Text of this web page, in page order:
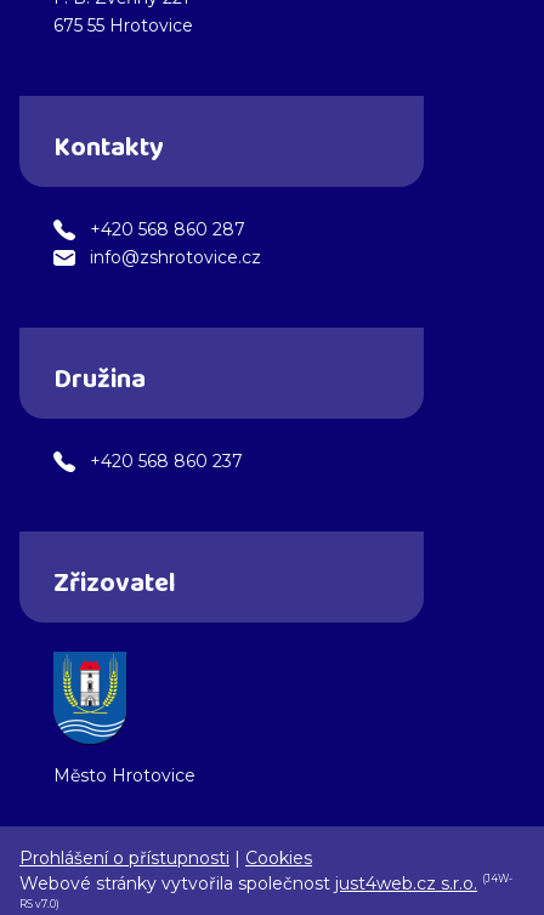
675 55 Hrotovice
Kontakty
+420 568 860 287
info@zshrotovice.cz
Družina
+420 568 860 237
Zřizovatel
Město Hrotovice
Prohlášení o přístupnosti | Cookies
Webové stránky vytvořila společnost just4web.cz s.r.o. (J4W-
RS v7.0)